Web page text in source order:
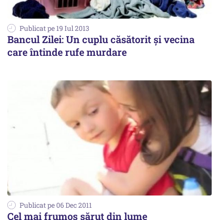
Publicat pe 19 Iul 2013
Bancul Zilei: Un cuplu căsătorit și vecina
care întinde rufe murdare
Publicat pe 06 Dec 2011
Cel mai frumos sărut din lume